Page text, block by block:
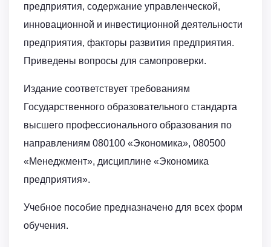
предприятия, содержание управленческой,
инновационной и инвестиционной деятельности
предприятия, факторы развития предприятия.
Приведены вопросы для самопроверки.
Издание соответствует требованиям
Государственного образовательного стандарта
высшего профессионального образования по
направлениям 080100 «Экономика», 080500
«Менеджмент», дисциплине «Экономика
предприятия».
Учебное пособие предназначено для всех форм
обучения.